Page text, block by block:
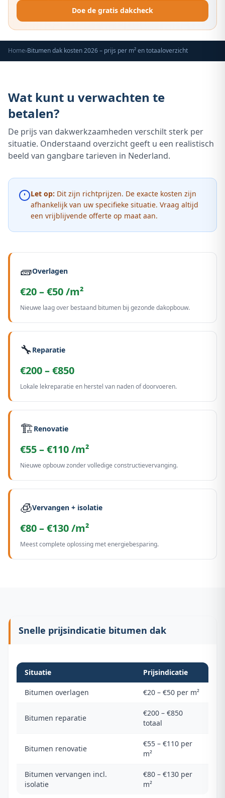
Doe de gratis dakcheck
Home›Bitumen dak kosten 2026 – prijs per m² en totaaloverzicht
Wat kunt u verwachten te
betalen?
De prijs van dakwerkzaamheden verschilt sterk per
situatie. Onderstaand overzicht geeft u een realistisch
beeld van gangbare tarieven in Nederland.
Let op: Dit zijn richtprijzen. De exacte kosten zijn
afhankelijk van uw specifieke situatie. Vraag altijd
een vrijblijvende offerte op maat aan.
🧱Overlagen
€20 – €50 /m²
Nieuwe laag over bestaand bitumen bij gezonde dakopbouw.
🔧 Reparatie
€200 – €850
Lokale lekreparatie en herstel van naden of doorvoeren.
🏗️Renovatie
€55 – €110 /m²
Nieuwe opbouw zonder volledige constructievervanging.
🧊Vervangen + isolatie
€80 – €130 /m²
Meest complete oplossing met energiebesparing.
Snelle prijsindicatie bitumen dak
Situatie Prijsindicatie
Bitumen overlagen €20 – €50 per m²
Bitumen reparatie
€200 – €850
totaal
Bitumen renovatie
€55 – €110 per
m²
Bitumen vervangen incl.
isolatie
€80 – €130 per
m²